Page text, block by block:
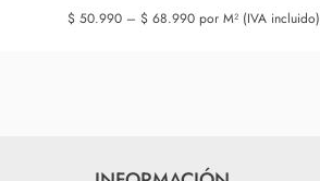
$50.990 – $68.990por M² (IVA incluido)